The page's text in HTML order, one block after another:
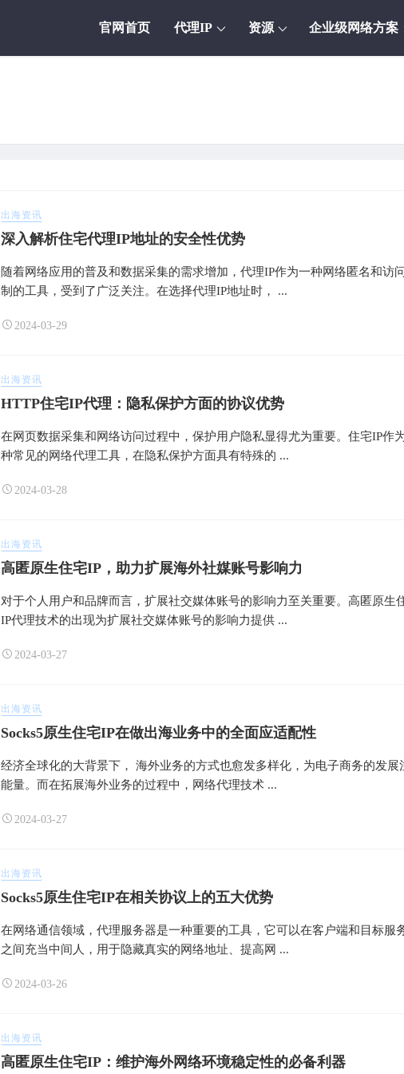
官网首页 代理IP 资源 企业级网络方案
出海资讯
深入解析住宅代理IP地址的安全性优势
随着网络应用的普及和数据采集的需求增加，代理IP作为一种网络匿名和访
制的工具，受到了广泛关注。在选择代理IP地址时， ...
2024-03-29
出海资讯
HTTP住宅IP代理：隐私保护方面的协议优势
在网页数据采集和网络访问过程中，保护用户隐私显得尤为重要。住宅IP作
种常见的网络代理工具，在隐私保护方面具有特殊的 ...
2024-03-28
出海资讯
高匿原生住宅IP，助力扩展海外社媒账号影响力
对于个人用户和品牌而言，扩展社交媒体账号的影响力至关重要。高匿原生
IP代理技术的出现为扩展社交媒体账号的影响力提供 ...
2024-03-27
出海资讯
Socks5原生住宅IP在做出海业务中的全面应适配性
经济全球化的大背景下， 海外业务的方式也愈发多样化，为电子商务的发展
能量。而在拓展海外业务的过程中，网络代理技术 ...
2024-03-27
出海资讯
Socks5原生住宅IP在相关协议上的五大优势
在网络通信领域，代理服务器是一种重要的工具，它可以在客户端和目标服
之间充当中间人，用于隐藏真实的网络地址、提高网 ...
2024-03-26
出海资讯
高匿原生住宅IP：维护海外网络环境稳定性的必备利器